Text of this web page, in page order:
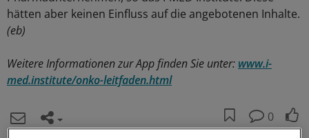
hätten aber keinen Einfluss auf die angebotenen Inhalte.
(eb)
Weitere Informationen zur App finden Sie unter: www.i-
med.institute/onko-leitfaden.html
0